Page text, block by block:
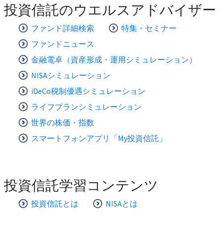
投資信託のウエルスアドバイザー
ファンド詳細検索
特集・セミナー
ファンドニュース
金融電卓（資産形成・運用シミュレーション）
NISAシミュレーション
iDeCo税制優遇シミュレーション
ライフプランシミュレーション
世界の株価・指数
スマートフォンアプリ「My投資信託」
投資信託学習コンテンツ
投資信託とは NISAとは